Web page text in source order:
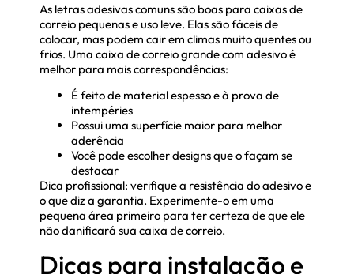
As letras adesivas comuns são boas para caixas de
correio pequenas e uso leve. Elas são fáceis de
colocar, mas podem cair em climas muito quentes ou
frios. Uma caixa de correio grande com adesivo é
melhor para mais correspondências:
É feito de material espesso e à prova de
intempéries
Possui uma superfície maior para melhor
aderência
Você pode escolher designs que o façam se
destacar
Dica profissional: verifique a resistência do adesivo e
o que diz a garantia. Experimente-o em uma
pequena área primeiro para ter certeza de que ele
não danificará sua caixa de correio.
Dicas para instalação e